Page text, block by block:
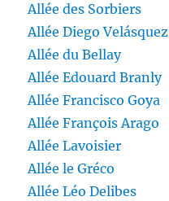
Allée des Sorbiers
Allée Diego Velásquez
Allée du Bellay
Allée Edouard Branly
Allée Francisco Goya
Allée François Arago
Allée Lavoisier
Allée le Gréco
Allée Léo Delibes